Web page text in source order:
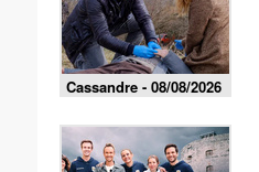
Cassandre - 08/08/2026